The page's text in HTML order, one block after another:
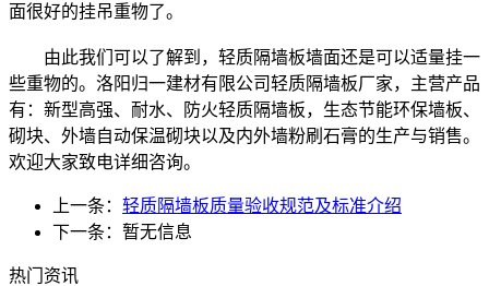
面很好的挂吊重物了。
由此我们可以了解到，轻质隔墙板墙面还是可以适量挂一
些重物的。洛阳归一建材有限公司轻质隔墙板厂家，主营产品
有：新型高强、耐水、防火轻质隔墙板，生态节能环保墙板、
砌块、外墙自动保温砌块以及内外墙粉刷石膏的生产与销售。
欢迎大家致电详细咨询。
上一条： 轻质隔墙板质量验收规范及标准介绍
下一条：暂无信息
热门资讯